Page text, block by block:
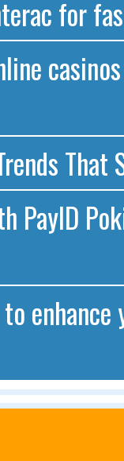
for
PayID